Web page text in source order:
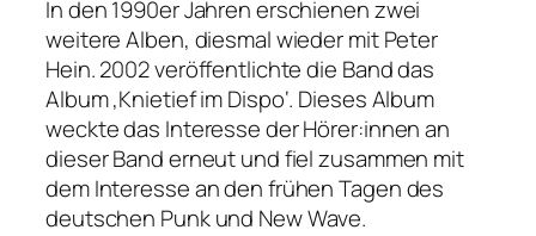
In den 1990er Jahren erschienen zwei
weitere Alben, diesmal wieder mit Peter
Hein. 2002 veröffentlichte die Band das
Album ‚Knietief im Dispo‘. Dieses Album
weckte das Interesse der Hörer:innen an
dieser Band erneut und fiel zusammen mit
dem Interesse an den frühen Tagen des
deutschen Punk und New Wave.